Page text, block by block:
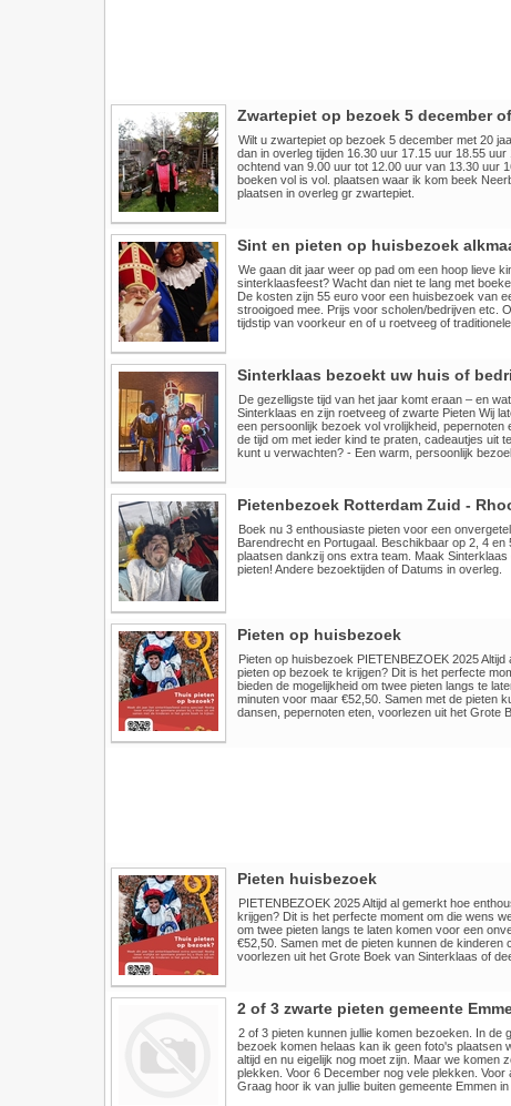
Zwartepiet op bezoek 5 december
Wilt u zwartepiet op bezoek 5 december met 20
dan in overleg tijden 16.30 uur 17.15 uur 18.55
ochtend van 9.00 uur tot 12.00 uur van 13.30 uur
boeken vol is vol. plaatsen waar ik kom beek
plaatsen in overleg gr zwartepiet.
Sint en pieten op huisbezoek
We gaan dit jaar weer op pad om een hoop lieve
sinterklaasfeest? Wacht dan niet te lang met
De kosten zijn 55 euro voor een huisbezoek van
strooigoed mee. Prijs voor scholen/bedrijven etc.
tijdstip van voorkeur en of u roetveeg of traditionele
Sinterklaas bezoekt uw huis of
De gezelligste tijd van het jaar komt eraan – en
Sinterklaas en zijn roetveeg of zwarte Pieten Wij
een persoonlijk bezoek vol vrolijkheid,
de tijd om met ieder kind te praten, cadeautjes uit
kunt u verwachten? - Een warm, persoonlijk
Pietenbezoek Rotterdam Zuid -
Boek nu 3 enthousiaste pieten voor een
Barendrecht en Portugaal. Beschikbaar op 2, 4
plaatsen dankzij ons extra team. Maak
pieten! Andere bezoektijden of Datums in overleg.
Pieten op huisbezoek
Pieten op huisbezoek PIETENBEZOEK 2025
pieten op bezoek te krijgen? Dit is het perfecte
bieden de mogelijkheid om twee pieten langs te
minuten voor maar €52,50. Samen met de pieten
dansen, pepernoten eten, voorlezen uit het Grote
Pieten huisbezoek
PIETENBEZOEK 2025 Altijd al gemerkt hoe
krijgen? Dit is het perfecte moment om die wens
om twee pieten langs te laten komen voor een
€52,50. Samen met de pieten kunnen de kinderen
voorlezen uit het Grote Boek van Sinterklaas of
2 of 3 zwarte pieten gemeente
2 of 3 pieten kunnen jullie komen bezoeken. In de
bezoek komen helaas kan ik geen foto's plaatsen
altijd en nu eigelijk nog moet zijn. Maar we komen
plekken. Voor 6 December nog vele plekken.
Graag hoor ik van jullie buiten gemeente Emmen in